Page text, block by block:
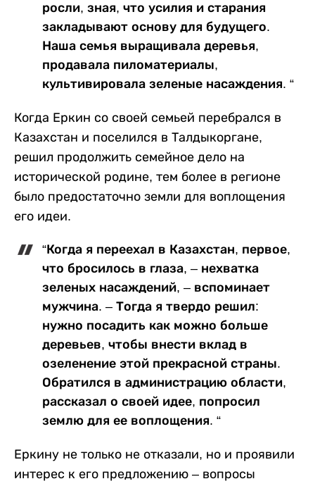
росли, зная, что усилия и старания
закладывают основу для будущего.
Наша семья выращивала деревья,
продавала пиломатериалы,
культивировала зеленые насаждения. “
Когда Еркин со своей семьей перебрался в
Казахстан и поселился в Талдыкоргане,
решил продолжить семейное дело на
исторической родине, тем более в регионе
было предостаточно земли для воплощения
его идеи.
“Когда я переехал в Казахстан, первое,
что бросилось в глаза, – нехватка
зеленых насаждений, – вспоминает
мужчина. – Тогда я твердо решил:
нужно посадить как можно больше
деревьев, чтобы внести вклад в
озеленение этой прекрасной страны.
Обратился в администрацию области,
рассказал о своей идее, попросил
землю для ее воплощения. “
Еркину не только не отказали, но и проявили
интерес к его предложению – вопросы